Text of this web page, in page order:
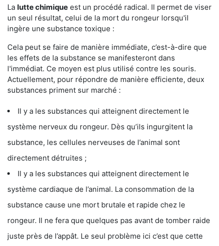
La lutte chimique est un procédé radical. Il permet de viser
un seul résultat, celui de la mort du rongeur lorsqu'il
ingère une substance toxique :
Cela peut se faire de manière immédiate, c’est-à-dire que
les effets de la substance se manifesteront dans
l'immédiat. Ce moyen est plus utilisé contre les souris.
Actuellement, pour répondre de manière efficiente, deux
substances priment sur marché :
Il y a les substances qui atteignent directement le
système nerveux du rongeur. Dès qu’ils ingurgitent la
substance, les cellules nerveuses de l’animal sont
directement détruites ;
Il y a les substances qui atteignent directement le
système cardiaque de l’animal. La consommation de la
substance cause une mort brutale et rapide chez le
rongeur. Il ne fera que quelques pas avant de tomber raide
juste près de l’appât. Le seul problème ici c’est que cette